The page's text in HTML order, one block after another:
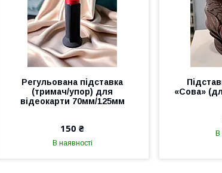
Регульована підставка
(тримач/упор) для
відеокарти 70мм/125мм
150 ₴
В наявності
«Сова»
В